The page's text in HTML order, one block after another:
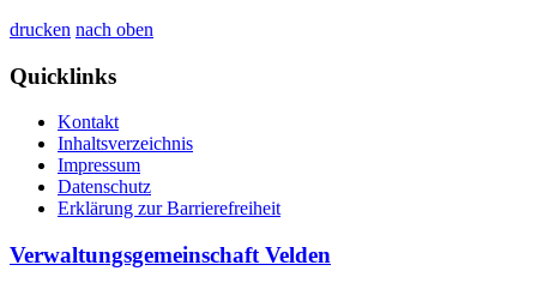
drucken nach oben
Quicklinks
Kontakt
Inhaltsverzeichnis
Impressum
Datenschutz
Erklärung zur Barrierefreiheit
Verwaltungsgemeinschaft Velden